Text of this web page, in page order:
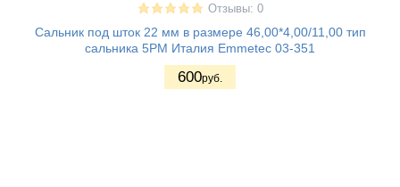
Отзывы: 0
Сальник под шток 22 мм в размере 46,00*4,00/11,00 тип
сальника 5PM Италия Emmetec 03-351
600руб.